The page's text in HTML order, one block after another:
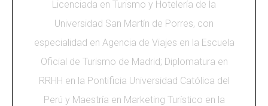
Licenciada en Turismo y Hotelería de la
Universidad San Martín de Porres, con
especialidad en Agencia de Viajes en la Escuela
Oficial de Turismo de Madrid; Diplomatura en
RRHH en la Pontificia Universidad Católica del
Perú y Maestría en Marketing Turístico en la